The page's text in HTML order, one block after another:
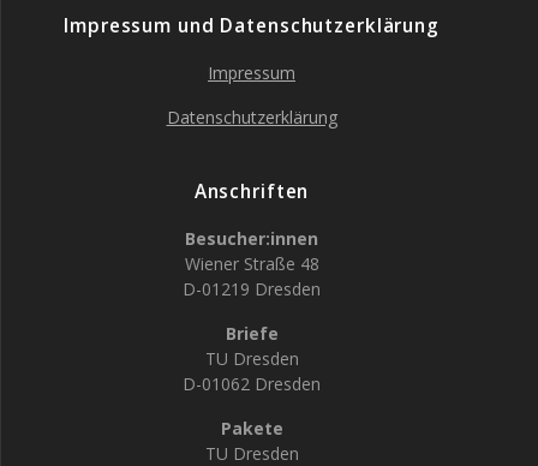
Impressum und Datenschutzerklärung
Impressum
Datenschutzerklärung
Anschriften
Besucher:innen
Wiener Straße 48
D-01219 Dresden
Briefe
TU Dresden
D-01062 Dresden
Pakete
TU Dresden